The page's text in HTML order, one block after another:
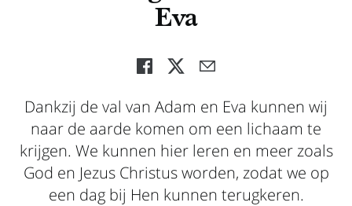
Eva
Dankzij de val van Adam en Eva kunnen wij
naar de aarde komen om een lichaam te
krijgen. We kunnen hier leren en meer zoals
God en Jezus Christus worden, zodat we op
een dag bij Hen kunnen terugkeren.